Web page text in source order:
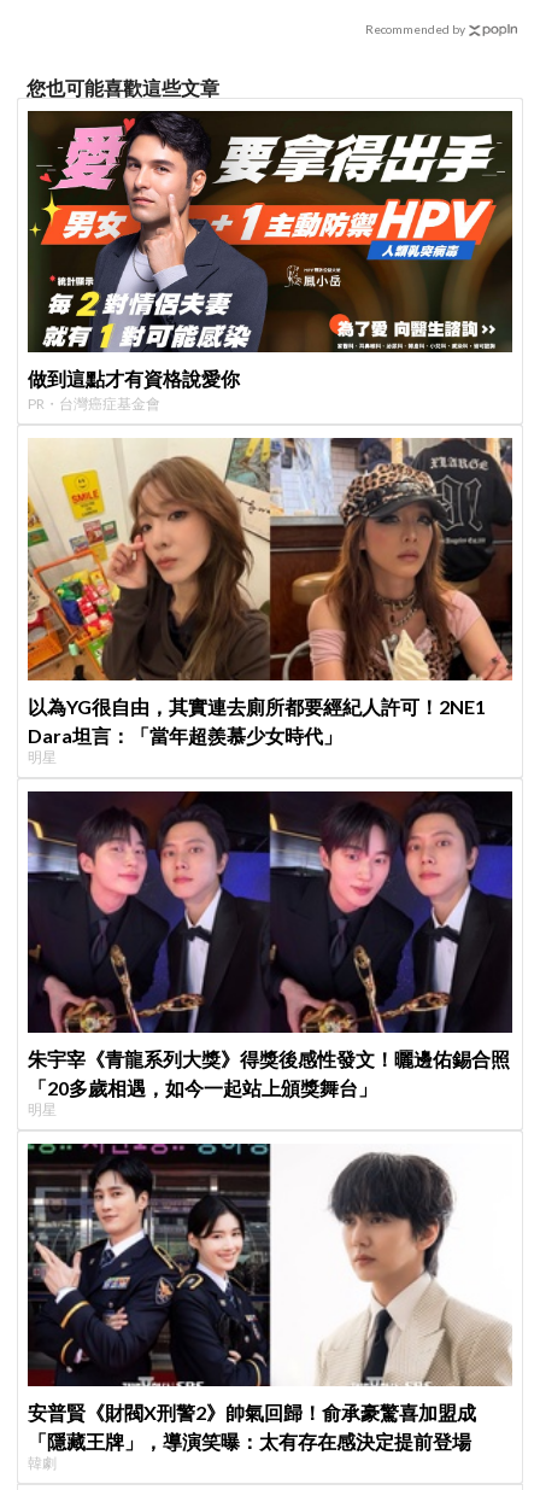
Recommended by
您也可能喜歡這些文章
做到這點才有資格說愛你
PR・台灣癌症基金會
以為YG很自由，其實連去廁所都要經紀人許可！2NE1
Dara坦言：「當年超羨慕少女時代」
明星
朱宇宰《青龍系列大獎》得獎後感性發文！曬邊佑錫合照
「20多歲相遇，如今一起站上頒獎舞台」
明星
安普賢《財閥X刑警2》帥氣回歸！俞承豪驚喜加盟成
「隱藏王牌」，導演笑曝：太有存在感決定提前登場
韓劇